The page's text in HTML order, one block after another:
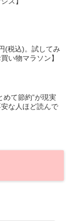
(税込)。試してみ
い物マラソン】
めて節約”が現実
な人ほど読んで